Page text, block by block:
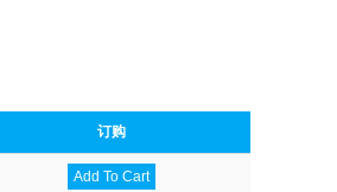
订购
Add To Cart